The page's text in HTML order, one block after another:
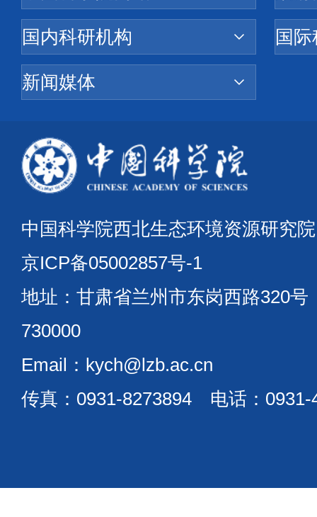
中国科学院西北生态环境资源研
京ICP备05002857号-1
地址：甘肃省兰州市东岗西路
730000
Email：kych@lzb.ac.cn
传真：0931-8273894 电话：0931-